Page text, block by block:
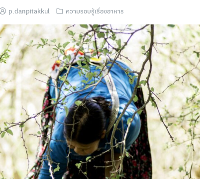
p.danpitakkul ความรอบรู้เรื่องอาหาร